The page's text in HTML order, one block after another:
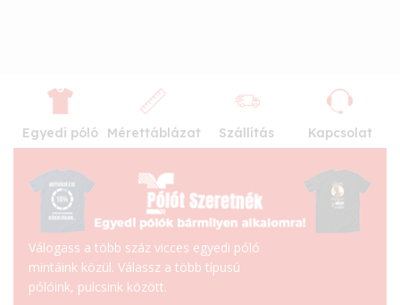
Egyedi póló Mérettáblázat Szállítás Kapcsolat
Válogass a több száz vicces egyedi póló
mintáink közül. Válassz a több típusú
pólóink, pulcsink között.